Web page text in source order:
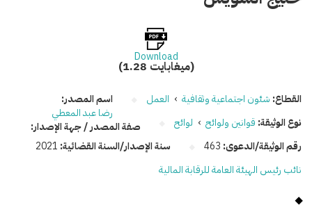
Download
(1.28 ميغابايت)
القطاع: شئون اجتماعية وثقافية › العمل
نوع الوثيقة: قوانين ولوائح › لوائح
رقم الوثيقة/الدعوى: 463 سنة الإصدار/السنة القضائية: 2021
اسم المصدر:
رضا عبد المعطي
صفة المصدر / جهة الإصدار:
نائب رئيس الهيئة العامة للرقابة المالية